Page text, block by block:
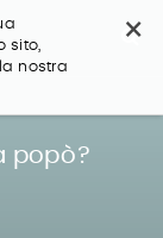
×
sito,
nostra
popò?